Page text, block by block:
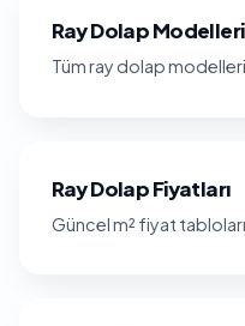
Ray Dolap Modelleri
Tüm ray dolap
Ray Dolap Fiyatları
Güncel m² fiyat tabloları